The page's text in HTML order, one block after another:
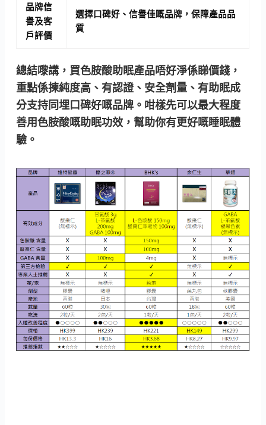
品牌信
譽及客
戶評價
選擇口碑好、信譽佳嘅品牌，保障產品品
質
總結嚟講，買色胺酸助眠產品唔好淨係睇價錢，
重點係揀純度高、有認證、安全劑量、有助眠成
分支持同埋口碑好嘅品牌。咁樣先可以最大程度
善用色胺酸嘅助眠功效，幫助你有更好嘅睡眠體
驗。